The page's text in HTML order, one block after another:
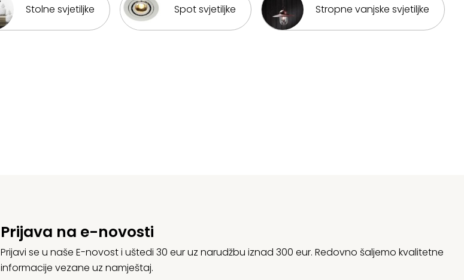
Stolne svjetiljke Spot svjetiljke Stropne vanjske svjetiljke
Prijava na e-novosti
Prijavi se u naše E-novost i uštedi 30 eur uz narudžbu iznad 300 eur. Redovno šaljemo kvalitetne
informacije vezane uz namještaj.